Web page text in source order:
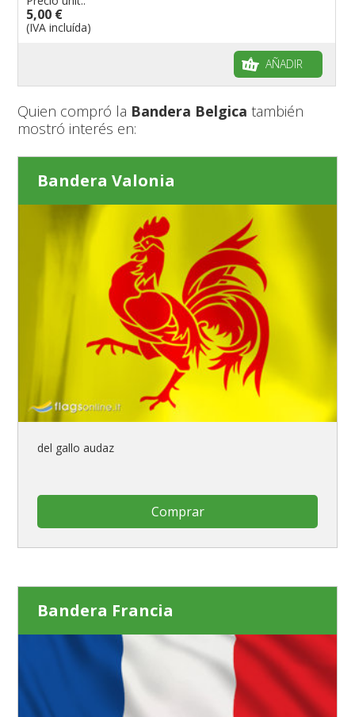
5,00 €
(IVA incluída)
AÑADIR
Quien compró la Bandera Belgica también
mostró interés en:
Bandera Valonia
del gallo audaz
Comprar
Bandera Francia